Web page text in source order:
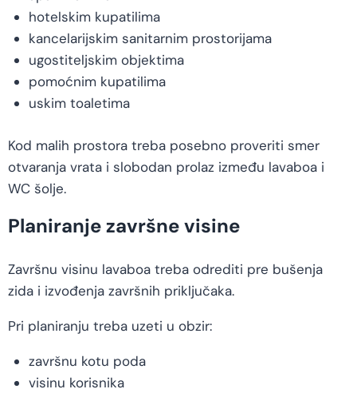
hotelskim kupatilima
kancelarijskim sanitarnim prostorijama
ugostiteljskim objektima
pomoćnim kupatilima
uskim toaletima
Kod malih prostora treba posebno proveriti smer
otvaranja vrata i slobodan prolaz između lavaboa i
WC šolje.
Planiranje završne visine
Završnu visinu lavaboa treba odrediti pre bušenja
zida i izvođenja završnih priključaka.
Pri planiranju treba uzeti u obzir:
završnu kotu poda
visinu korisnika